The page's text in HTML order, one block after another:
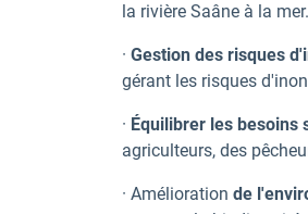
la rivière Saâne à la
· Gestion des risques
gérant les risques
· Équilibrer les besoins
agriculteurs, des
· Amélioration de